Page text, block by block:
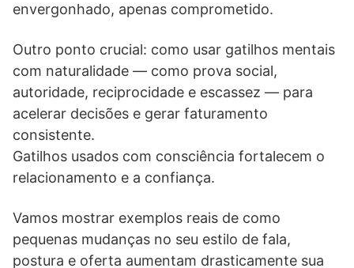
envergonhado, apenas comprometido.
Outro ponto crucial: como usar gatilhos mentais
com naturalidade — como prova social,
autoridade, reciprocidade e escassez — para
acelerar decisões e gerar faturamento
consistente.
Gatilhos usados com consciência fortalecem o
relacionamento e a confiança.
Vamos mostrar exemplos reais de como
pequenas mudanças no seu estilo de fala,
postura e oferta aumentam drasticamente sua